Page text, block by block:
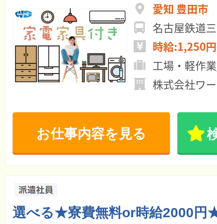
愛知 豊田市
名古屋鉄道
時給:1,250
工場・軽作
株式会社ワ
お仕事内容を見る
選べる★寮費無料or時給2000円